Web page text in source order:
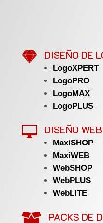
 DISEÑO DE
LogoXPERT
LogoPRO
LogoMAX
LogoPLUS
 DISEÑO
MaxiSHOP
MaxiWEB
WebSHOP
WebPLUS
WebLITE
 PACKS DE